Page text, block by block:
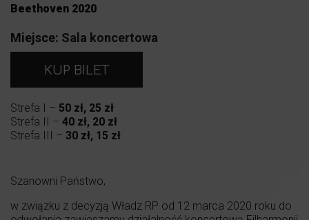
Beethoven 2020
Miejsce: Sala koncertowa
KUP BILET
Strefa I – 50 zł, 25 zł
Strefa II – 40 zł, 20 zł
Strefa III – 30 zł, 15 zł
Szanowni Państwo,
w związku z decyzją Władz RP od 12 marca 2020 roku do